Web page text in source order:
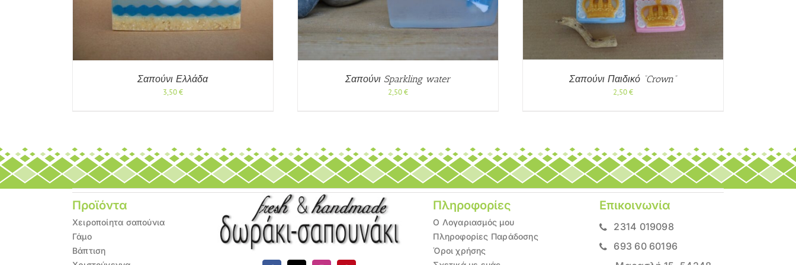
Σαπούνι Ελλάδα
3,50€
Σαπούνι Sparkling water
2,50€
ΠΟΛΛΑΠΛΈΣ
ΠΑΡΑΛΛΑΓΈΣ.
ΟΙ
ΝΑ
ΕΠΙΛΕΓΟΎΝ
ΣΤΗ
Σαπούνι Παιδικό “Crown”
2,50€
Προϊόντα
Χειροποίητα σαπούνια
Γάμο
Βάπτιση
Πληροφορίες
Ο Λογαριασμός μου
Πληροφορίες Παράδοσης
Όροι χρήσης
Επικοινωνία
2314 019098
693 60 60196